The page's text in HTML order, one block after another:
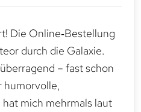
Die Online‑Bestellung
durch die Galaxie.
– fast schon
humorvolle,
mich mehrmals laut